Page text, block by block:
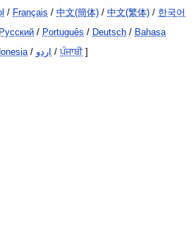
/ Français / 中文(簡体) / 中文(繁体) / 한국어
Русский / Português / Deutsch / Bahasa
/ اردو / ਪੰਜਾਬੀ]